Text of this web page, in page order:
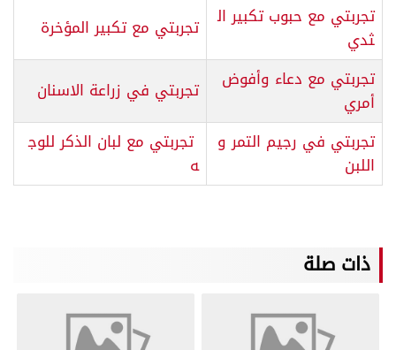
تجربتي مع حبوب تكبير ال
ثدي
تجربتي مع تكبير المؤخرة
تجربتي مع دعاء وأفوض
أمري
تجربتي في زراعة الاسنان
تجربتي في رجيم التمر و
اللبن
تجربتي مع لبان الذكر للوج
ه
ذات صلة